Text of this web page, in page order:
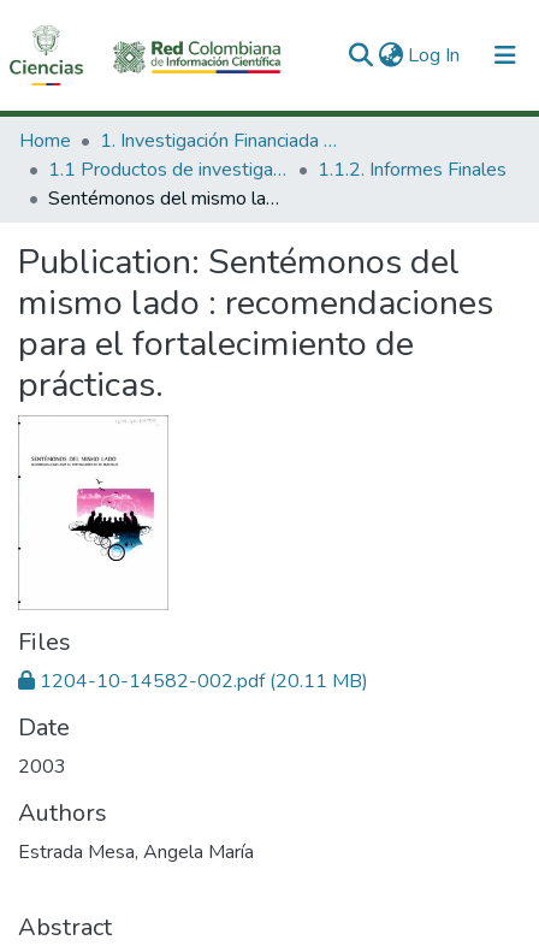
Log In (current)
Communities & Collections
All of DSpace
Home
1. Investigación Financiada con Recursos Públicos
1.1 Productos de investigación
1.1.2. Informes Finales
Sentémonos del mismo lado : recomendaciones para el fortalecimiento de prácticas.
Publication: Sentémonos del
mismo lado : recomendaciones
para el fortalecimiento de
prácticas.
Files
1204-10-14582-002.pdf(20.11 MB)
Date
2003
Authors
Estrada Mesa, Angela María
Abstract